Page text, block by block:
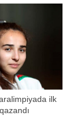
ilk